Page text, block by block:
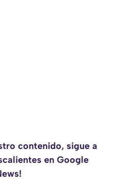
contenido, sigue a
en Google